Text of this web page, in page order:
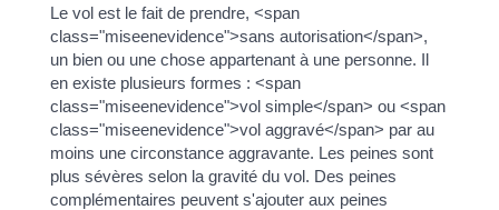
Le vol est le fait de prendre, <span
class="miseenevidence">sans autorisation</span>,
un bien ou une chose appartenant à une personne. Il
en existe plusieurs formes : <span
class="miseenevidence">vol simple</span> ou <span
class="miseenevidence">vol aggravé</span> par au
moins une circonstance aggravante. Les peines sont
plus sévères selon la gravité du vol. Des peines
complémentaires peuvent s'ajouter aux peines